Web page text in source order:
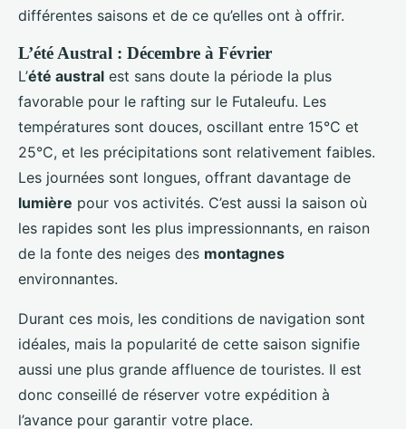
différentes saisons et de ce qu’elles ont à offrir.
L’été Austral : Décembre à Février
L’été austral est sans doute la période la plus
favorable pour le rafting sur le Futaleufu. Les
températures sont douces, oscillant entre 15°C et
25°C, et les précipitations sont relativement faibles.
Les journées sont longues, offrant davantage de
lumière pour vos activités. C’est aussi la saison où
les rapides sont les plus impressionnants, en raison
de la fonte des neiges des montagnes
environnantes.
Durant ces mois, les conditions de navigation sont
idéales, mais la popularité de cette saison signifie
aussi une plus grande affluence de touristes. Il est
donc conseillé de réserver votre expédition à
l’avance pour garantir votre place.